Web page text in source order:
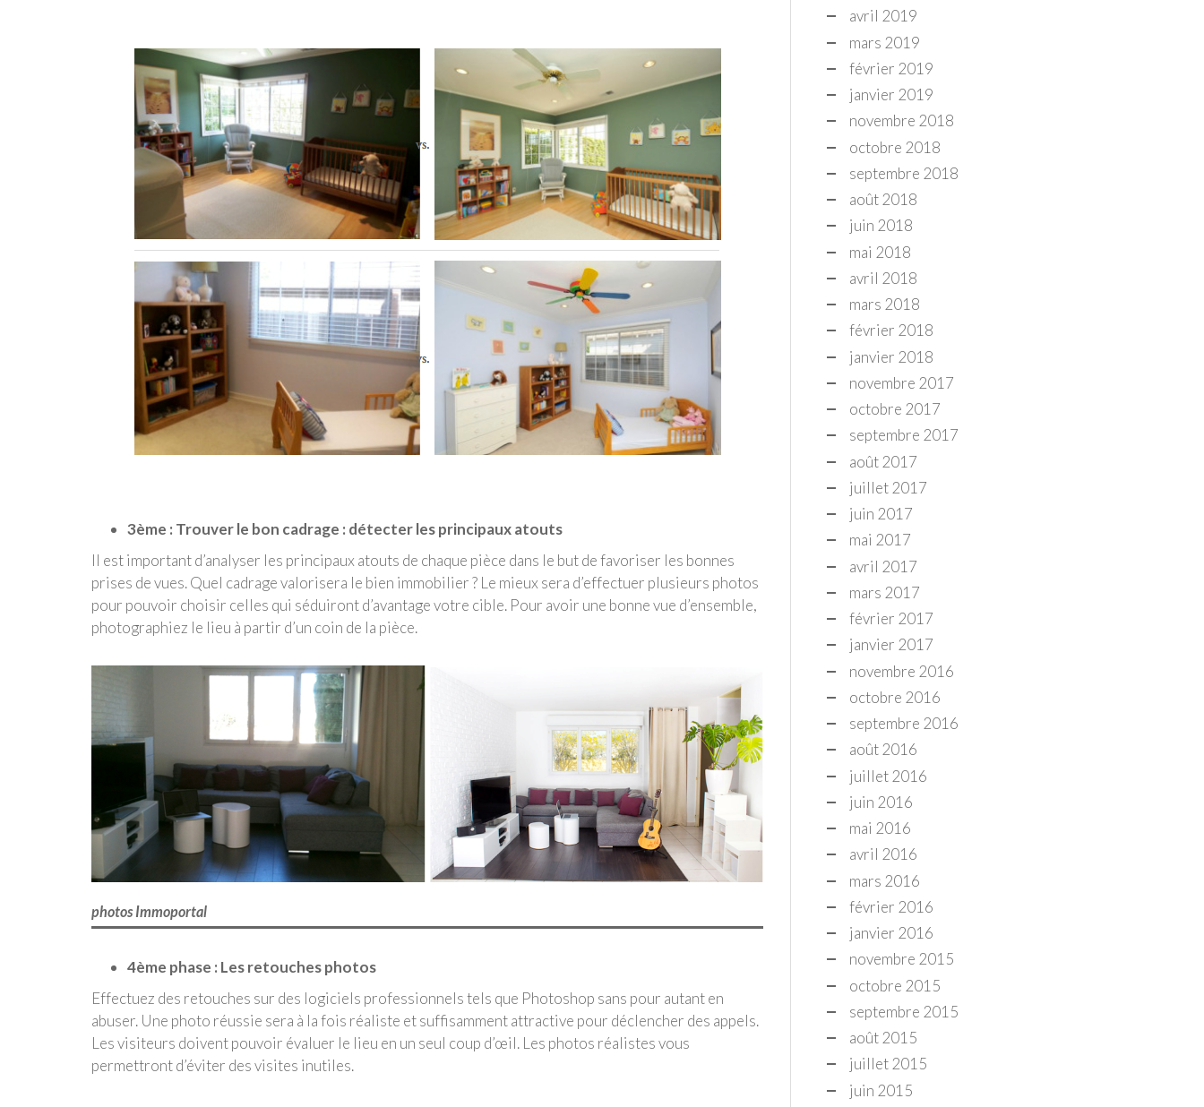
3ème : Trouver le bon cadrage : détecter les principaux atouts
Il est important d’analyser les principaux atouts de chaque pièce dans le but de favoriser les bonnes
prises de vues. Quel cadrage valorisera le bien immobilier ? Le mieux sera d’effectuer plusieurs photos
pour pouvoir choisir celles qui séduiront d’avantage votre cible. Pour avoir une bonne vue d’ensemble,
photographiez le lieu à partir d’un coin de la pièce.
photos Immoportal
4ème phase : Les retouches photos
Effectuez des retouches sur des logiciels professionnels tels que Photoshop sans pour autant en
abuser. Une photo réussie sera à la fois réaliste et suffisamment attractive pour déclencher des appels.
Les visiteurs doivent pouvoir évaluer le lieu en un seul coup d’œil. Les photos réalistes vous
permettront d’éviter des visites inutiles.
avril 2019
mars 2019
février 2019
janvier 2019
novembre 2018
octobre 2018
septembre 2018
août 2018
juin 2018
mai 2018
avril 2018
mars 2018
février 2018
janvier 2018
novembre 2017
octobre 2017
septembre 2017
août 2017
juillet 2017
juin 2017
mai 2017
avril 2017
mars 2017
février 2017
janvier 2017
novembre 2016
octobre 2016
septembre 2016
août 2016
juillet 2016
juin 2016
mai 2016
avril 2016
mars 2016
février 2016
janvier 2016
novembre 2015
octobre 2015
septembre 2015
août 2015
juillet 2015
juin 2015